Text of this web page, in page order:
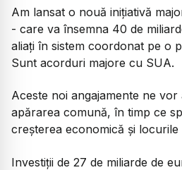
Am lansat o nouă inițiativă
- care va însemna 40 de
aliați în sistem coordonat pe o
Sunt acorduri majore cu SUA.
Aceste noi angajamente ne
apărarea comună, în timp ce
creșterea economică și locurile
Investiții de 27 de miliarde de